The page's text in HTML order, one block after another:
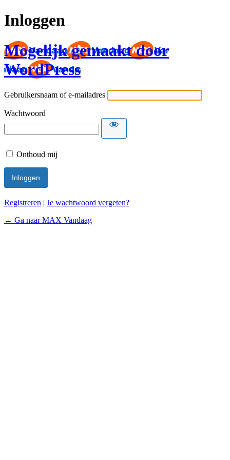
Inloggen
Mogelijk gemaakt door
WordPress
Gebruikersnaam of e-mailadres
Wachtwoord
Onthoud mij
Registreren | Je wachtwoord vergeten?
← Ga naar MAX Vandaag